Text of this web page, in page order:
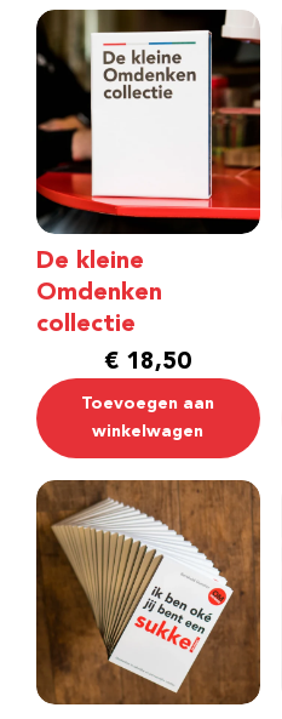
De kleine
Omdenken
collectie
€ 18,50
Toevoegen aan
winkelwagen